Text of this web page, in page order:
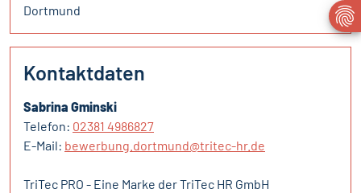
Dortmund
Kontaktdaten
Sabrina Gminski
Telefon: 02381 4986827
E-Mail: bewerbung.dortmund@tritec-hr.de
TriTec PRO - Eine Marke der TriTec HR GmbH